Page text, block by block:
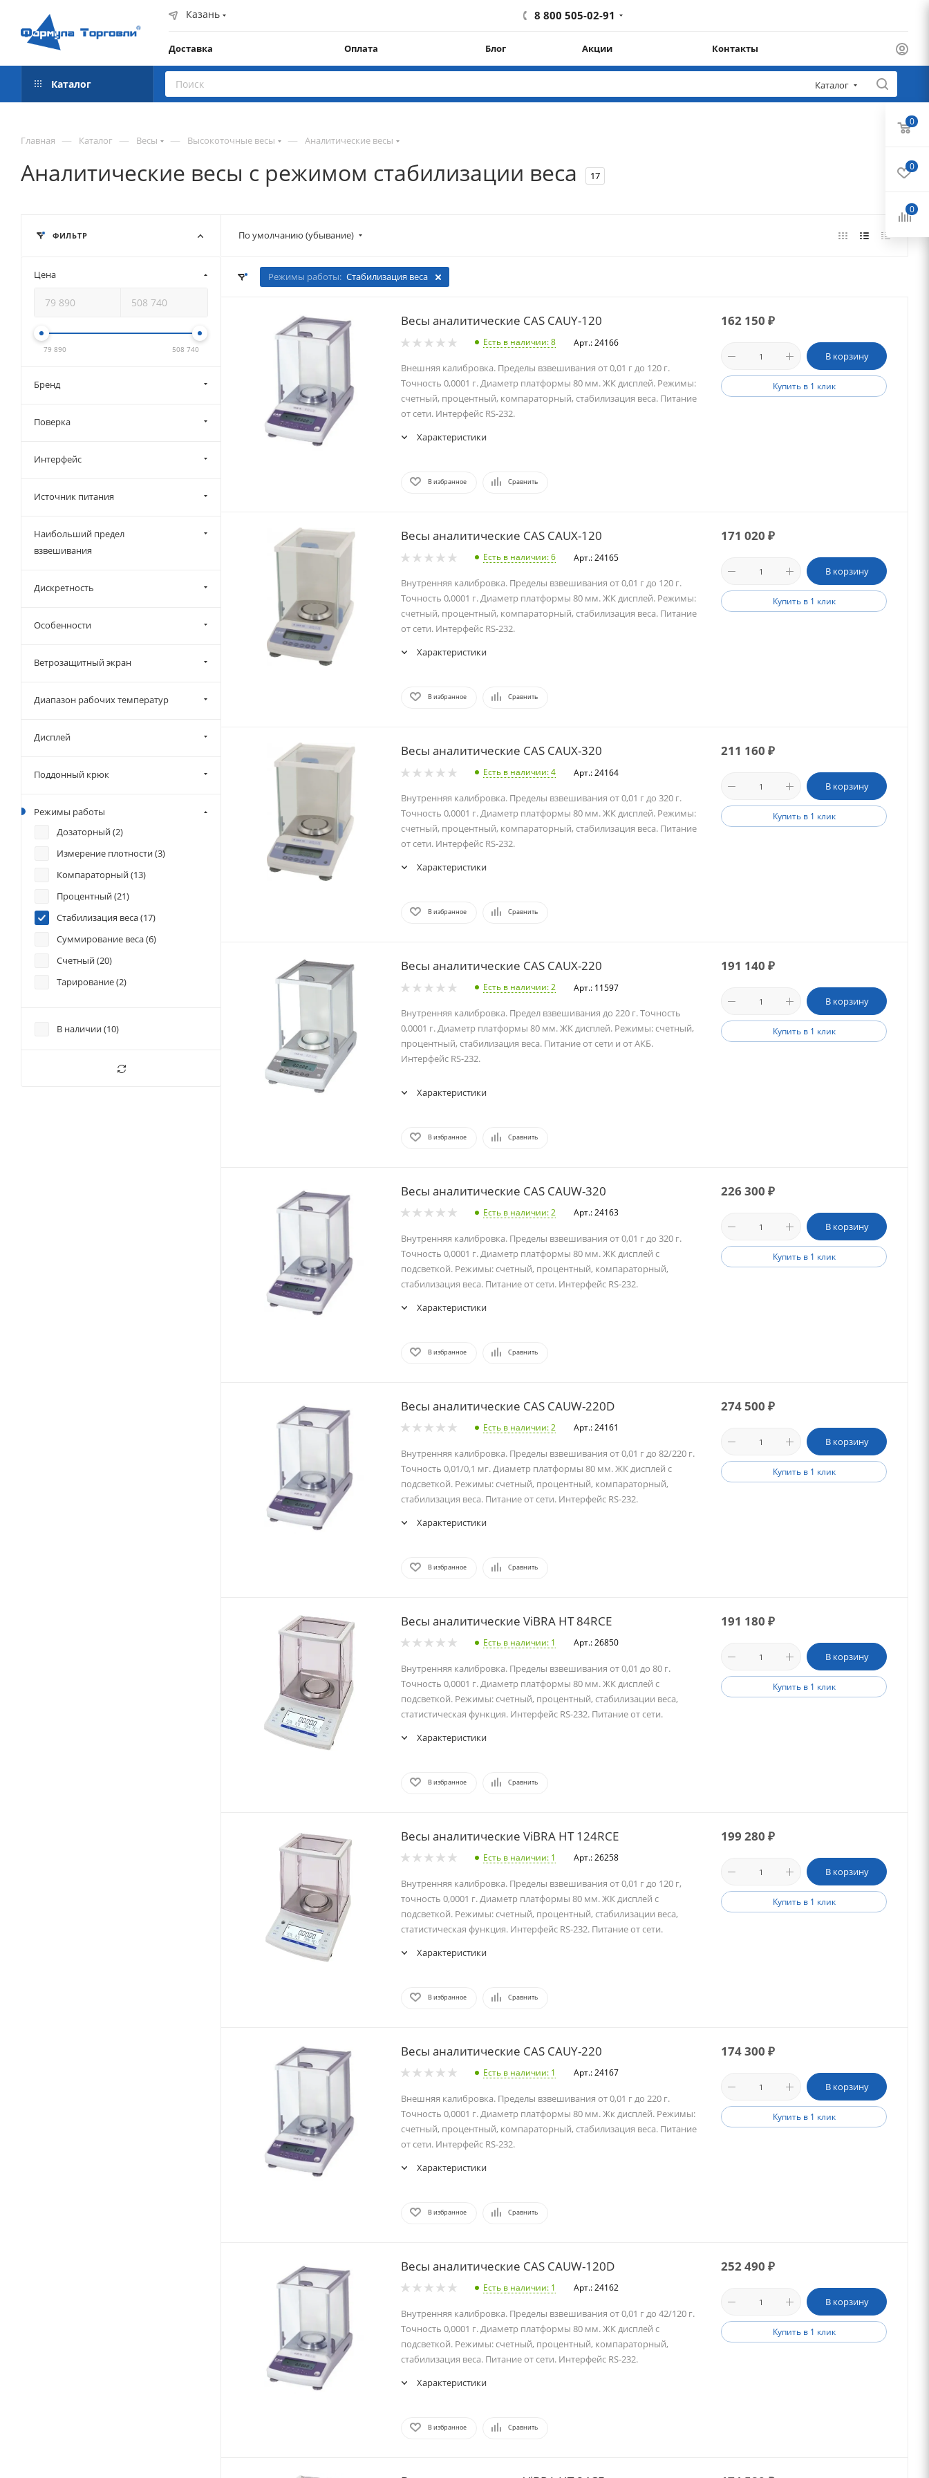
Казань 8 800 505-02-91
Доставка Оплата Блог Акции Контакты
Каталог Каталог
Главная — Каталог — Весы — Высокоточные весы — Аналитические весы
Аналитические весы с режимом стабилизации веса 17
По умолчанию (убывание)
Режимы работы: Стабилизация веса
Весы аналитические CAS CAUY-120
Есть в наличии: 8 Арт.: 24166
Внешняя калибровка. Пределы взвешивания от 0,01 г до 120 г.
Точность 0,0001 г. Диаметр платформы 80 мм. ЖК дисплей. Режимы:
счетный, процентный, компараторный, стабилизация веса. Питание
от сети. Интерфейс RS-232.
Характеристики
В избранное Сравнить
162 150 ₽
В корзину
Купить в 1 клик
Весы аналитические CAS CAUX-120
Есть в наличии: 6 Арт.: 24165
Внутренняя калибровка. Пределы взвешивания от 0,01 г до 120 г.
Точность 0,0001 г. Диаметр платформы 80 мм. ЖК дисплей. Режимы:
счетный, процентный, компараторный, стабилизация веса. Питание
от сети. Интерфейс RS-232.
Характеристики
В избранное Сравнить
171 020 ₽
В корзину
Купить в 1 клик
Весы аналитические CAS CAUX-320
Есть в наличии: 4 Арт.: 24164
Внутренняя калибровка. Пределы взвешивания от 0,01 г до 320 г.
Точность 0,0001 г. Диаметр платформы 80 мм. ЖК дисплей. Режимы:
счетный, процентный, компараторный, стабилизация веса. Питание
от сети. Интерфейс RS-232.
Характеристики
В избранное Сравнить
211 160 ₽
В корзину
Купить в 1 клик
Весы аналитические CAS CAUX-220
Есть в наличии: 2 Арт.: 11597
Внутренняя калибровка. Предел взвешивания до 220 г. Точность
0,0001 г. Диаметр платформы 80 мм. ЖК дисплей. Режимы: счетный,
процентный, стабилизация веса. Питание от сети и от АКБ.
Интерфейс RS-232.
Характеристики
В избранное Сравнить
191 140 ₽
В корзину
Купить в 1 клик
Весы аналитические CAS CAUW-320
Есть в наличии: 2 Арт.: 24163
Внутренняя калибровка. Пределы взвешивания от 0,01 г до 320 г.
Точность 0,0001 г. Диаметр платформы 80 мм. ЖК дисплей с
подсветкой. Режимы: счетный, процентный, компараторный,
стабилизация веса. Питание от сети. Интерфейс RS-232.
Характеристики
В избранное Сравнить
226 300 ₽
В корзину
Купить в 1 клик
Весы аналитические CAS CAUW-220D
Есть в наличии: 2 Арт.: 24161
Внутренняя калибровка. Пределы взвешивания от 0,01 г до 82/220 г.
Точность 0,01/0,1 мг. Диаметр платформы 80 мм. ЖК дисплей с
подсветкой. Режимы: счетный, процентный, компараторный,
стабилизация веса. Питание от сети. Интерфейс RS-232.
Характеристики
В избранное Сравнить
274 500 ₽
В корзину
Купить в 1 клик
Весы аналитические ViBRA HT 84RCE
Есть в наличии: 1 Арт.: 26850
Внутренняя калибровка. Пределы взвешивания от 0,01 до 80 г.
Точность 0,0001 г. Диаметр платформы 80 мм. ЖК дисплей с
подсветкой. Режимы: счетный, процентный, стабилизации веса,
статистическая функция. Интерфейс RS-232. Питание от сети.
Характеристики
В избранное Сравнить
191 180 ₽
В корзину
Купить в 1 клик
Весы аналитические ViBRA HT 124RCE
Есть в наличии: 1 Арт.: 26258
Внутренняя калибровка. Пределы взвешивания от 0,01 г до 120 г,
точность 0,0001 г. Диаметр платформы 80 мм. ЖК дисплей с
подсветкой. Режимы: счетный, процентный, стабилизации веса,
статистическая функция. Интерфейс RS-232. Питание от сети.
Характеристики
В избранное Сравнить
199 280 ₽
В корзину
Купить в 1 клик
Весы аналитические CAS CAUY-220
Есть в наличии: 1 Арт.: 24167
Внешняя калибровка. Пределы взвешивания от 0,01 г до 220 г.
Точность 0,0001 г. Диаметр платформы 80 мм. Жк дисплей. Режимы:
счетный, процентный, компараторный, стабилизация веса. Питание
от сети. Интерфейс RS-232.
Характеристики
В избранное Сравнить
174 300 ₽
В корзину
Купить в 1 клик
Весы аналитические CAS CAUW-120D
Есть в наличии: 1 Арт.: 24162
Внутренняя калибровка. Пределы взвешивания от 0,01 г до 42/120 г.
Точность 0,0001 г. Диаметр платформы 80 мм. ЖК дисплей с
подсветкой. Режимы: счетный, процентный, компараторный,
стабилизация веса. Питание от сети. Интерфейс RS-232.
Характеристики
В избранное Сравнить
252 490 ₽
В корзину
Купить в 1 клик
ФИЛЬТР
Цена
79 890 508 740
Бренд
Поверка
Интерфейс
Источник питания
Наибольший предел
взвешивания
Дискретность
Особенности
Ветрозащитный экран
Диапазон рабочих температур
Дисплей
Поддонный крюк
Режимы работы
Дозаторный (2)
Измерение плотности (3)
Компараторный (13)
Процентный (21)
Стабилизация веса (17)
Суммирование веса (6)
Счетный (20)
Тарирование (2)
В наличии (10)
0
0
0